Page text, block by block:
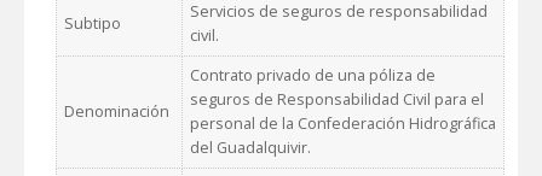
Subtipo
Servicios de seguros de responsabilidad
civil.
Denominación
Contrato privado de una póliza de
seguros de Responsabilidad Civil para el
personal de la Confederación Hidrográfica
del Guadalquivir.